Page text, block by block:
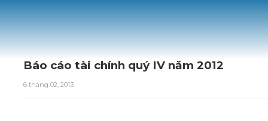
Báo cáo tài chính quý IV năm 2012
6 tháng 02, 2013